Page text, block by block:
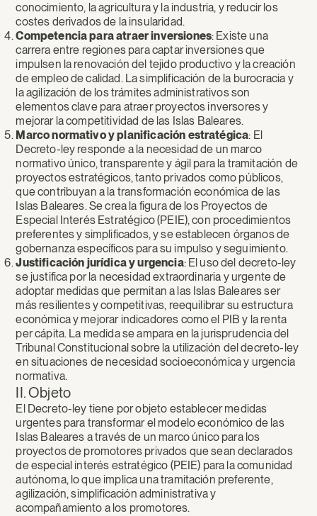
conocimiento, la agricultura y la industria, y reducir los
costes derivados de la insularidad.
Competencia para atraer inversiones: Existe una
carrera entre regiones para captar inversiones que
impulsen la renovación del tejido productivo y la creación
de empleo de calidad. La simplificación de la burocracia y
la agilización de los trámites administrativos son
elementos clave para atraer proyectos inversores y
mejorar la competitividad de las Islas Baleares.
Marco normativo y planificación estratégica: El
Decreto-ley responde a la necesidad de un marco
normativo único, transparente y ágil para la tramitación de
proyectos estratégicos, tanto privados como públicos,
que contribuyan a la transformación económica de las
Islas Baleares. Se crea la figura de los Proyectos de
Especial Interés Estratégico (PEIE), con procedimientos
preferentes y simplificados, y se establecen órganos de
gobernanza específicos para su impulso y seguimiento.
Justificación jurídica y urgencia: El uso del decreto-ley
se justifica por la necesidad extraordinaria y urgente de
adoptar medidas que permitan a las Islas Baleares ser
más resilientes y competitivas, reequilibrar su estructura
económica y mejorar indicadores como el PIB y la renta
per cápita. La medida se ampara en la jurisprudencia del
Tribunal Constitucional sobre la utilización del decreto-ley
en situaciones de necesidad socioeconómica y urgencia
normativa.
II. Objeto
El Decreto-ley tiene por objeto establecer medidas
urgentes para transformar el modelo económico de las
Islas Baleares a través de un marco único para los
proyectos de promotores privados que sean declarados
de especial interés estratégico (PEIE) para la comunidad
autónoma, lo que implica una tramitación preferente,
agilización, simplificación administrativa y
acompañamiento a los promotores.